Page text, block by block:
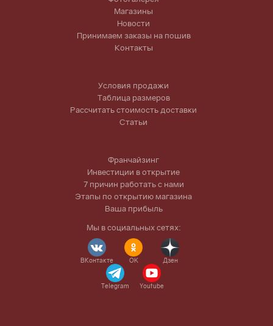
Магазины
Новости
Принимаем заказы на пошив
Контакты
Условия продажи
Таблица размеров
Рассчитать стоимость доставки
Статьи
Франчайзинг
Инвестиции в открытие
7 причин работать с нами
Этапы по открытию магазина
Ваша прибыль
Мы в социальных сетях:
ВКонтакте OK Дзен
Telegram Youtube